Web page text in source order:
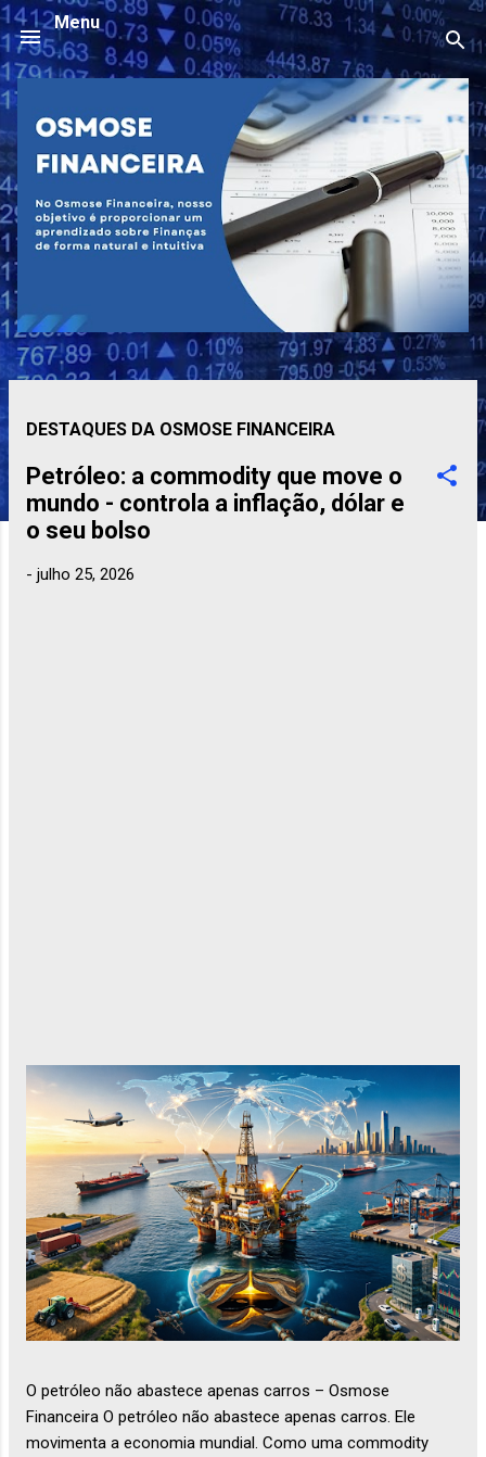
Pular para o conteúdo principal
Menu
DESTAQUES DA OSMOSE FINANCEIRA
Petróleo: a commodity que move o
mundo - controla a inflação, dólar e
o seu bolso
- julho 25, 2026
O petróleo não abastece apenas carros – Osmose
Financeira O petróleo não abastece apenas carros. Ele
movimenta a economia mundial. Como uma commodity